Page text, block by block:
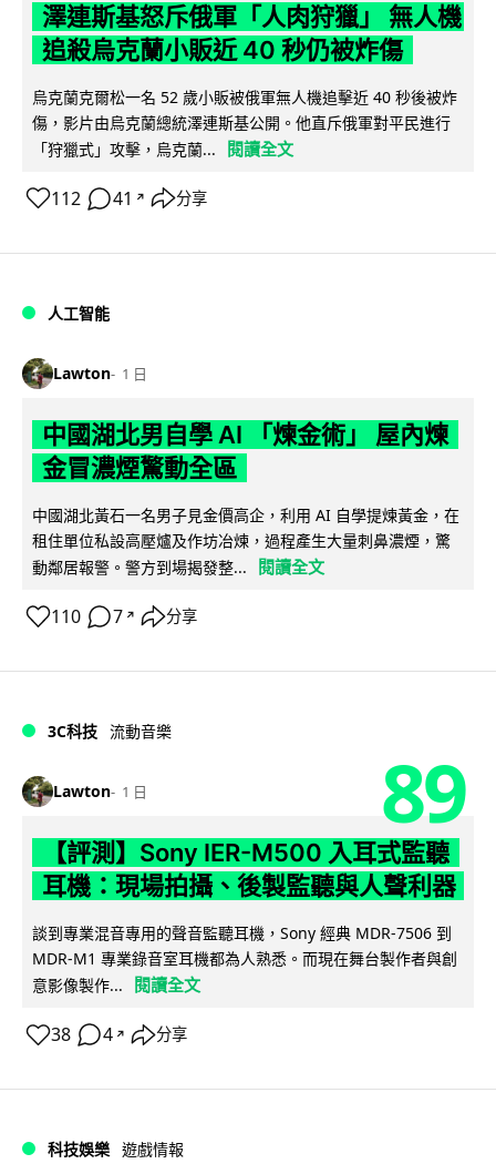
澤連斯基怒斥俄軍「人肉狩獵」 無人機
追殺烏克蘭小販近 40 秒仍被炸傷
烏克蘭克爾松一名 52 歲小販被俄軍無人機追擊近 40 秒後被炸
傷，影片由烏克蘭總統澤連斯基公開。他直斥俄軍對平民進行
「狩獵式」攻擊，烏克蘭...
閱讀全文
112 41 ↗ 分享
人工智能
Lawton 1 日
中國湖北男自學 AI 「煉金術」 屋內煉
金冒濃煙驚動全區
中國湖北黃石一名男子見金價高企，利用 AI 自學提煉黃金，在
租住單位私設高壓爐及作坊冶煉，過程產生大量刺鼻濃煙，驚
動鄰居報警。警方到場揭發整...
閱讀全文
110 7 ↗ 分享
3C科技 流動音樂
Lawton 1 日 89
【評測】Sony IER-M500 入耳式監聽
耳機：現場拍攝、後製監聽與人聲利器
談到專業混音專用的聲音監聽耳機，Sony 經典 MDR-7506 到
MDR-M1 專業錄音室耳機都為人熟悉。而現在舞台製作者與創
意影像製作...
閱讀全文
38 4 ↗ 分享
科技娛樂 遊戲情報